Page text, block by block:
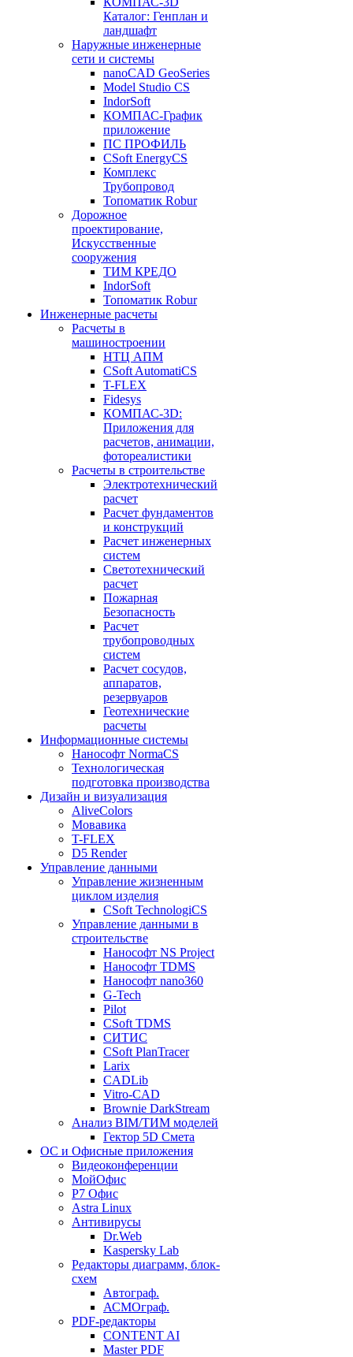
Каталог: Генплан и
ландшафт
Наружные инженерные
сети и системы
nanoCAD GeoSeries
Model Studio CS
IndorSoft
КОМПАС-График
приложение
ПС ПРОФИЛЬ
CSoft EnergyCS
Комплекс
Трубопровод
Топоматик Robur
Дорожное
проектирование,
Искусственные
сооружения
ТИМ КРЕДО
IndorSoft
Топоматик Robur
Инженерные расчеты
Расчеты в
машиностроении
НТЦ АПМ
CSoft AutomatiCS
T-FLEX
Fidesys
КОМПАС-3D:
Приложения для
расчетов, анимации,
фотореалистики
Расчеты в строительстве
Электротехнический
расчет
Расчет фундаментов
и конструкций
Расчет инженерных
систем
Светотехнический
расчет
Пожарная
Безопасность
Расчет
трубопроводных
систем
Расчет сосудов,
аппаратов,
резервуаров
Геотехнические
расчеты
Информационные системы
Нанософт NormaCS
Технологическая
подготовка производства
Дизайн и визуализация
AliveColors
Мовавика
T-FLEX
D5 Render
Управление данными
Управление жизненным
циклом изделия
CSoft TechnologiCS
Управление данными в
строительстве
Нанософт NS Project
Нанософт TDMS
Нанософт nano360
G-Tech
Pilot
CSoft TDMS
СИТИС
CSoft PlanTracer
Larix
CADLib
Vitro-CAD
Brownie DarkStream
Анализ BIM/ТИМ моделей
Гектор 5D Смета
ОС и Офисные приложения
Видеоконференции
МойОфис
P7 Офис
Astra Linux
Антивирусы
Dr.Web
Kaspersky Lab
Редакторы диаграмм, блок-
схем
Автограф.
АСМОграф.
PDF-редакторы
CONTENT AI
Master PDF